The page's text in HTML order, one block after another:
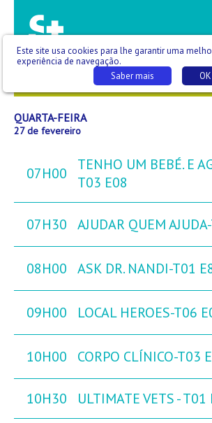
26 QUA 27
QUARTA-FEIRA
27 de fevereiro
07H00
TENHO UM BEBÉ. E
T03 E08
07H30 AJUDAR QUEM
08H00 ASK DR. NANDI-T01
09H00 LOCAL HEROES-T06
10H00 CORPO CLÍNICO-T03
10H30 ULTIMATE VETS - T01
Este site usa cookies para lhe garantir uma
experiência de navegação.
OK
Saber mais